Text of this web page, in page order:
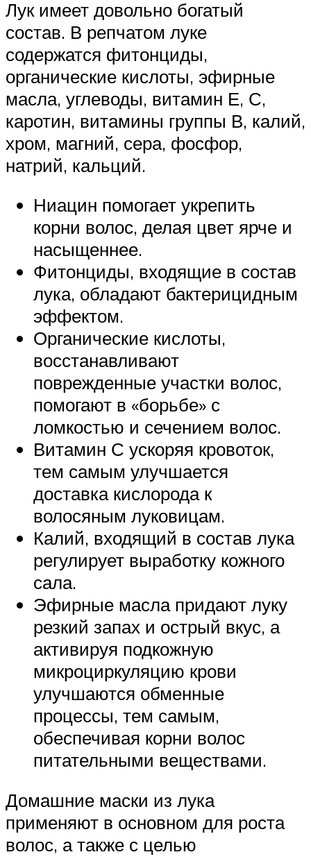
Лук имеет довольно богатый
состав. В репчатом луке
содержатся фитонциды,
органические кислоты, эфирные
масла, углеводы, витамин Е, С,
каротин, витамины группы В, калий,
хром, магний, сера, фосфор,
натрий, кальций.
Ниацин помогает укрепить
корни волос, делая цвет ярче и
насыщеннее.
Фитонциды, входящие в состав
лука, обладают бактерицидным
эффектом.
Органические кислоты,
восстанавливают
поврежденные участки волос,
помогают в «борьбе» с
ломкостью и сечением волос.
Витамин С ускоряя кровоток,
тем самым улучшается
доставка кислорода к
волосяным луковицам.
Калий, входящий в состав лука
регулирует выработку кожного
сала.
Эфирные масла придают луку
резкий запах и острый вкус, а
активируя подкожную
микроциркуляцию крови
улучшаются обменные
процессы, тем самым,
обеспечивая корни волос
питательными веществами.
Домашние маски из лука
применяют в основном для роста
волос, а также с целью